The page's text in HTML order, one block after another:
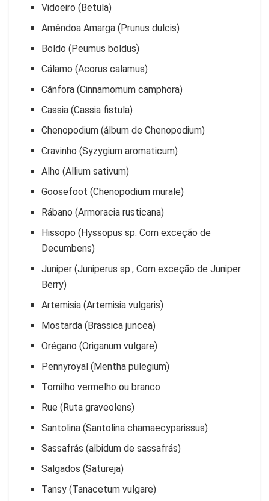
Vidoeiro (Betula)
Amêndoa Amarga (Prunus dulcis)
Boldo (Peumus boldus)
Cálamo (Acorus calamus)
Cânfora (Cinnamomum camphora)
Cassia (Cassia fistula)
Chenopodium (álbum de Chenopodium)
Cravinho (Syzygium aromaticum)
Alho (Allium sativum)
Goosefoot (Chenopodium murale)
Rábano (Armoracia rusticana)
Hissopo (Hyssopus sp. Com exceção de
Decumbens)
Juniper (Juniperus sp., Com exceção de Juniper
Berry)
Artemisia (Artemisia vulgaris)
Mostarda (Brassica juncea)
Orégano (Origanum vulgare)
Pennyroyal (Mentha pulegium)
Tomilho vermelho ou branco
Rue (Ruta graveolens)
Santolina (Santolina chamaecyparissus)
Sassafrás (albidum de sassafrás)
Salgados (Satureja)
Tansy (Tanacetum vulgare)